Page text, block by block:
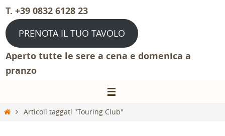
T. +39 0832 6128 23
PRENOTA IL TUO TAVOLO
Aperto tutte le sere a cena e domenica a
pranzo
HomeArticoli taggati "Touring Club"